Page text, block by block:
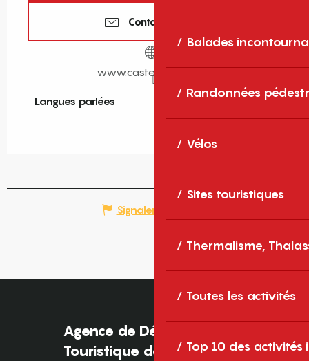
Balades
Randonnées
Vélos
Sites touristiques
Thermalisme,
Toutes les activités
Top 10 des activités
Contactez-nous
www.castel-isard.com
Langues parlées
Langues parlées
Signaler une erreur
Agence de Développement
Touristique des Pyrénées-